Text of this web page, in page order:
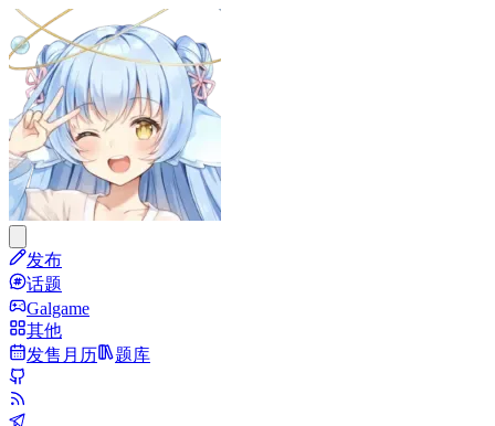
发布
话题
Galgame
其他
发售月历
题库